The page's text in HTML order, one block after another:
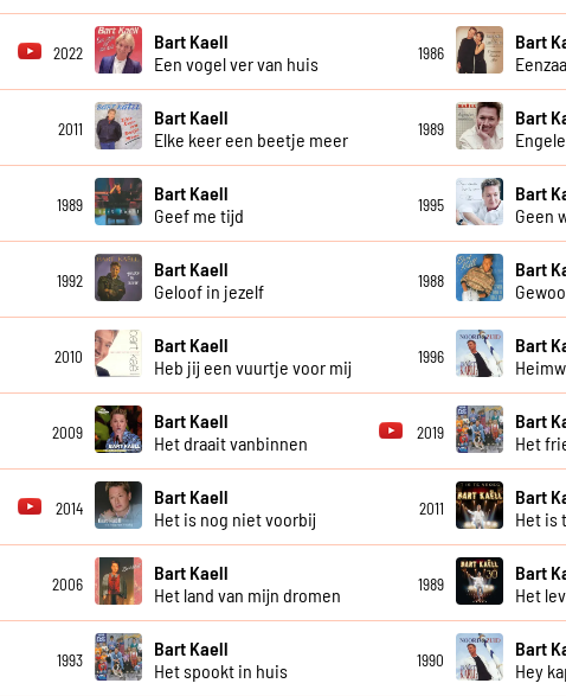
2022
Bart Kaell
Een vogel ver van huis
1986
Bart
2011
Bart Kaell
Elke keer een beetje meer
1989
Bart
1989
Bart Kaell
Geef me tijd
1995
Bart
Geen
1992
Bart Kaell
Geloof in jezelf
1988
Bart
2010
Bart Kaell
Heb jij een vuurtje voor mij
1996
Bart
2009
Bart Kaell
Het draait vanbinnen
2019
Bart
Het
2014
Bart Kaell
Het is nog niet voorbij
2011
Bart
Het is
2006
Bart Kaell
Het land van mijn dromen
1989
Bart
Het
1993
Bart Kaell
Het spookt in huis
1990
Bart
Hey